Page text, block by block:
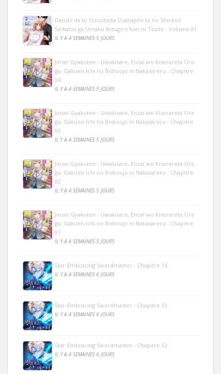
Danshi da to Omotteita Osanajimi to no Shinkon
Seikatsu ga Umaku Ikisugiru Ken ni Tsuite - Volume 01
IL Y A 4 SEMAINES 5 JOURS
Jinsei Gyakuten - Uwakisare, Enzai wo Kiserareta Ore
ga, Gakuen Ichi no Bishoujo ni Nakasareru - Chapitre
04
IL Y A 4 SEMAINES 5 JOURS
Jinsei Gyakuten - Uwakisare, Enzai wo Kiserareta Ore
ga, Gakuen Ichi no Bishoujo ni Nakasareru - Chapitre
03
IL Y A 4 SEMAINES 5 JOURS
Jinsei Gyakuten - Uwakisare, Enzai wo Kiserareta Ore
ga, Gakuen Ichi no Bishoujo ni Nakasareru - Chapitre
02
IL Y A 4 SEMAINES 5 JOURS
Jinsei Gyakuten - Uwakisare, Enzai wo Kiserareta Ore
ga, Gakuen Ichi no Bishoujo ni Nakasareru - Chapitre
01
IL Y A 4 SEMAINES 5 JOURS
Star-Embracing Swordmaster - Chapitre 14
IL Y A 4 SEMAINES 6 JOURS
Star-Embracing Swordmaster - Chapitre 13
IL Y A 4 SEMAINES 6 JOURS
Star-Embracing Swordmaster - Chapitre 12
IL Y A 4 SEMAINES 6 JOURS